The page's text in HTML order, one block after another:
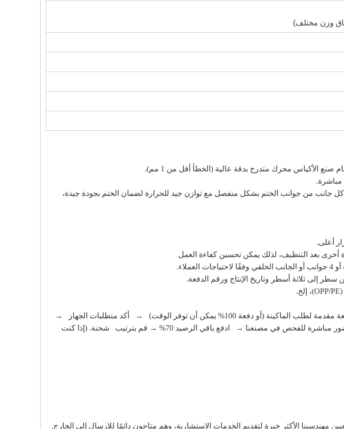
وزن مختلف)
درجة حرارة كل جانب من جوانب الختم بشكل منفصل مع توازن جيد للحرارة لضمان الختم بجودة جيدة،
اختر نوع الجهاز → تسليم البضائع: (FOB، CIF، CFR، EXW) → مدة الدفع: 30% دفعة مقدمة لطلب الماكينة (أو دفعة 100% يمكن أن توفر الوقت) → أكد متطلبات الجهاز →
بناءً على طلبك لإنتاج الآلة → من خلال الدردشة المرئية أو إرسال صورة الآلة أو الحضور مباشرة للفحص في مصنعنا → ادفع باقي الرصيد 70% → قم بترتيب شحنة. (إذا كنت